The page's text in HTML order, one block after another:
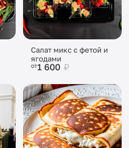
Салат микс с фетой и
ягодами
от1 600 ₽